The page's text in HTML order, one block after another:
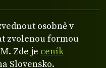
osobně v
zvolenou formou
Zde je ceník
Slovensko.